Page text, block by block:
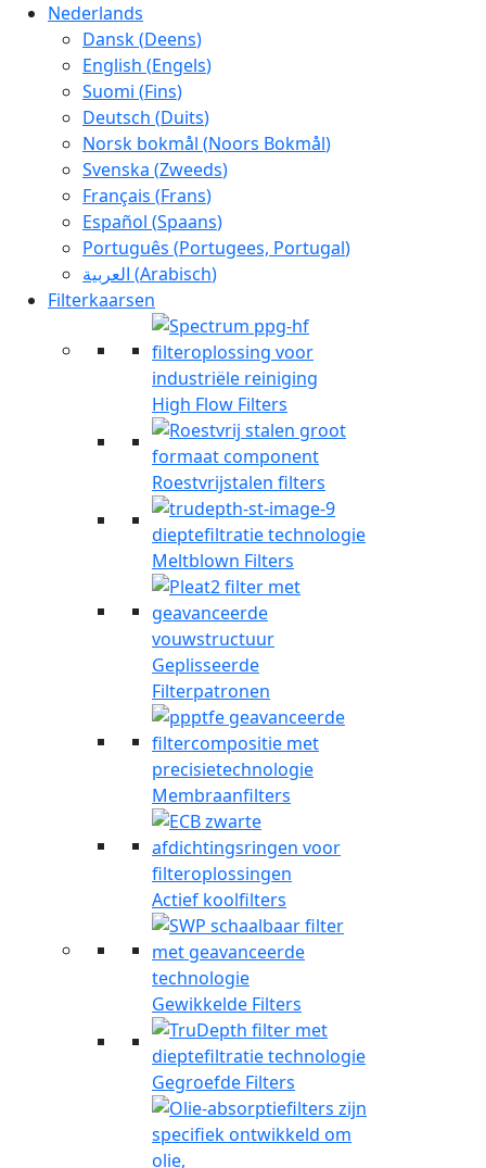
Nederlands
Dansk(Deens)
English (Engels)
Suomi (Fins)
Deutsch (Duits)
Norsk bokmål (Noors Bokmål)
Svenska (Zweeds)
Français (Frans)
Español (Spaans)
Português (Portugees, Portugal)
العربية (Arabisch)
Filterkaarsen
High Flow Filters
Roestvrijstalen filters
Meltblown Filters
Geplisseerde
Filterpatronen
Membraanfilters
Actief koolfilters
Gewikkelde Filters
Gegroefde Filters